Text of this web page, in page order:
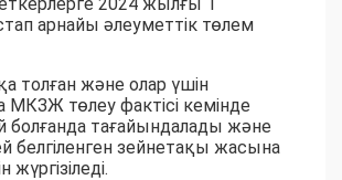
арнайы әлеуметтік төлем
толған және олар үшін
төлеу фактісі кемінде
болғанда тағайындалады және
белгіленген зейнетақы жасына